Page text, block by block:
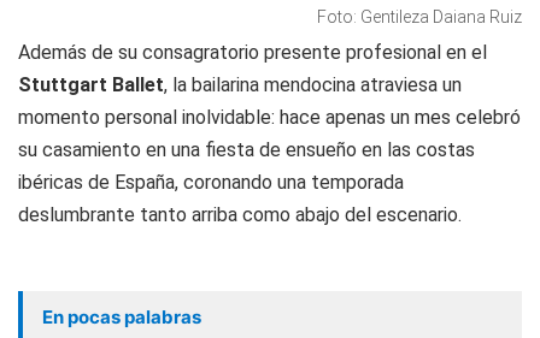
Foto: Gentileza Daiana Ruiz
Además de su consagratorio presente profesional en el
Stuttgart Ballet, la bailarina mendocina atraviesa un
momento personal inolvidable: hace apenas un mes celebró
su casamiento en una fiesta de ensueño en las costas
ibéricas de España, coronando una temporada
deslumbrante tanto arriba como abajo del escenario.
En pocas palabras